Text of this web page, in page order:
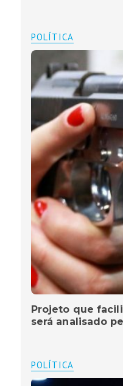
POLÍTICA
Projeto que
será analisado
POLÍTICA